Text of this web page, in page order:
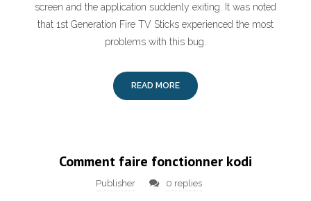
screen and the application suddenly exiting. It was noted
that 1st Generation Fire TV Sticks experienced the most
problems with this bug.
READ MORE
Comment faire fonctionner kodi
Publisher 0 replies